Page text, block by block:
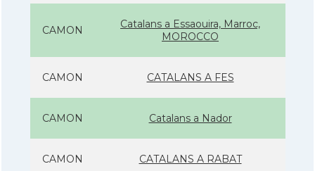
CAMON
Catalans a Essaouira, Marroc,
MOROCCO
CAMON CATALANS A FES
CAMON Catalans a Nador
CAMON CATALANS A RABAT